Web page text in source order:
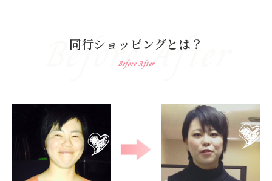
同行ショッピングとは？
Before After
Before After